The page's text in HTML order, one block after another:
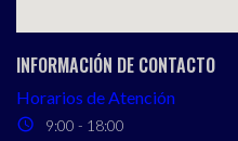
INFORMACIÓN DE CONTACTO
Horarios de Atención
9:00 - 18:00